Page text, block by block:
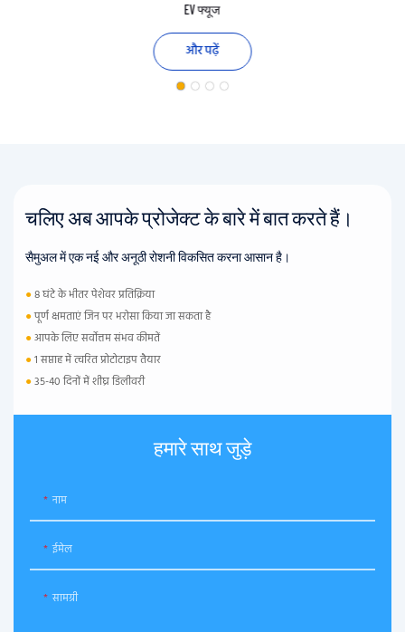
EV फ्यूज
और पढ़ें
चलिए अब आपके प्रोजेक्ट के बारे में बात करते हैं।
सैमुअल में एक नई और अनूठी रोशनी विकसित करना आसान है।
●8 घंटे के भीतर पेशेवर प्रतिक्रिया
●पूर्ण क्षमताएं जिन पर भरोसा किया जा सकता है
●आपके लिए सर्वोत्तम संभव कीमतें
●1 सप्ताह में त्वरित प्रोटोटाइप तैयार
●35-40 दिनों में शीघ्र डिलीवरी
हमारे साथ जुड़े
नाम
ईमेल
सामग्री